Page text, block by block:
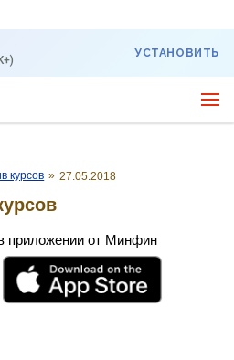
УСТАНОВИТЬ
курсов » 27.05.2018
приложении от Минфин